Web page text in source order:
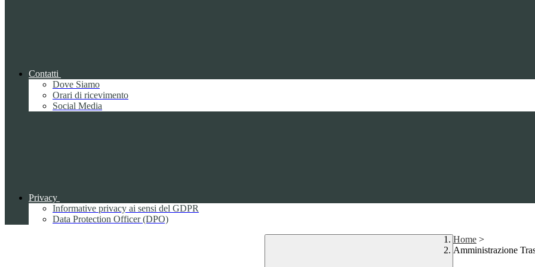
Contatti
Dove Siamo
Orari di ricevimento
Social Media
Privacy
Informative privacy ai sensi del GDPR
Data Protection Officer (DPO)
Home >
Amministrazione